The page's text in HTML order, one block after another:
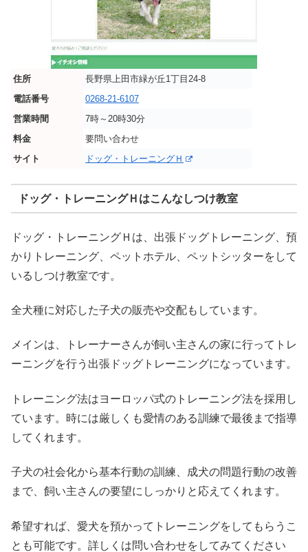
住所
長野県上田市緑が丘1丁目24-8
電話番号
0268-21-6107
営業時間
7時～20時30分
料金
要問い合わせ
サイト
ドッグ・トレーニングＨ
ドッグ・トレーニングＨはこんなしつけ教室
ドッグ・トレーニングＨは、出張ドッグトレーニング、預
かりトレーニング、ペットホテル、ペットシッターをして
いるしつけ教室です。
全犬種に対応した子犬の販売や交配もしています。
メインは、トレーナーさんが飼い主さんの家に行ってトレ
ーニングを行う出張ドッグトレーニングになっています。
トレーニング法はヨーロッパ式のトレーニング法を採用し
ています。時には厳しくも愛情のある訓練で最後まで指導
してくれます。
子犬の社会化から基本行動の訓練、成犬の問題行動の改善
まで、飼い主さんの要望にしっかりと応えてくれます。
希望すれば、愛犬を預かってトレーニングをしてもらうこ
とも可能です。詳しくは問い合わせをしてみてください